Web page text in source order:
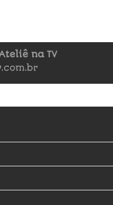
na TV